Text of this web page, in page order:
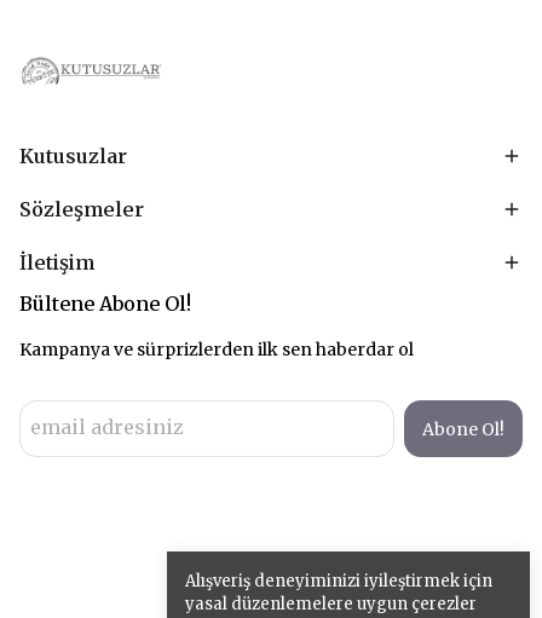
Alışveriş deneyiminizi iyileştirmek için
yasal düzenlemelere uygun çerezler
Kutusuzlar
Sözleşmeler
İletişim
Bültene Abone Ol!
Kampanya ve sürprizlerden ilk sen haberdar ol
Abone Ol!